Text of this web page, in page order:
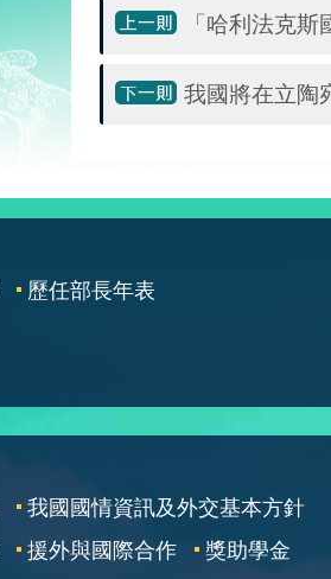
「哈利法克
我國將在立陶
歷任部長年表
我國國情資訊及外交基本方針
援外與國際合作
獎助學金